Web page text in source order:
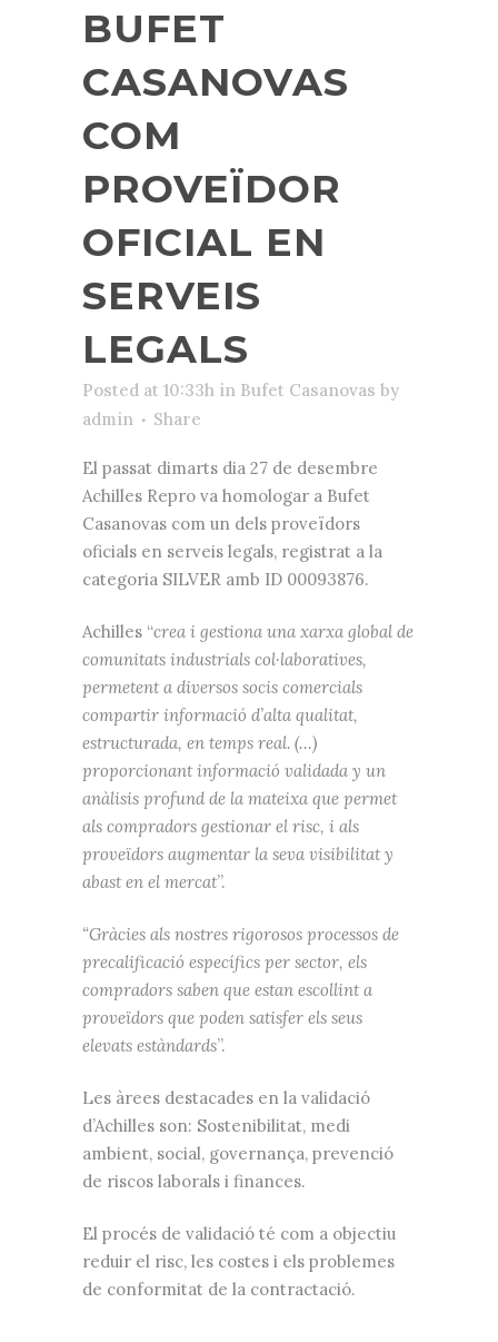
BUFET
CASANOVAS
COM
PROVEÏDOR
OFICIAL EN
SERVEIS
LEGALS
Posted at 10:33h in Bufet Casanovas by
admin
Share
El passat dimarts dia 27 de desembre
Achilles Repro va homologar a Bufet
Casanovas com un dels proveïdors
oficials en serveis legals, registrat a la
categoria SILVER amb ID 00093876.
Achilles “crea i gestiona una xarxa global de
comunitats industrials col·laboratives,
permetent a diversos socis comercials
compartir informació d’alta qualitat,
estructurada, en temps real. (…)
proporcionant informació validada y un
anàlisis profund de la mateixa que permet
als compradors gestionar el risc, i als
proveïdors augmentar la seva visibilitat y
abast en el mercat”.
“Gràcies als nostres rigorosos processos de
precalificació específics per sector, els
compradors saben que estan escollint a
proveïdors que poden satisfer els seus
elevats estàndards”.
Les àrees destacades en la validació
d’Achilles son: Sostenibilitat, medi
ambient, social, governança, prevenció
de riscos laborals i finances.
El procés de validació té com a objectiu
reduir el risc, les costes i els problemes
de conformitat de la contractació.